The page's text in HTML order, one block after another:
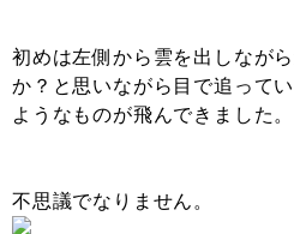
初めは左側から雲を出しなが
か？と思いながら目で追って
ようなものが飛んできました。
不思議でなりません。